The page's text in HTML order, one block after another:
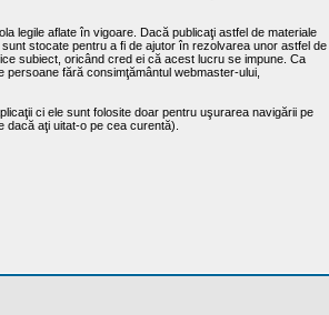
legile aflate în vigoare. Dacă publicaţi astfel de materiale
stocate pentru a fi de ajutor în rezolvarea unor astfel de
subiect, oricând cred ei că acest lucru se impune. Ca
fără consimţământul webmaster-ului,
ci ele sunt folosite doar pentru uşurarea navigării pe
aţi uitat-o pe cea curentă).